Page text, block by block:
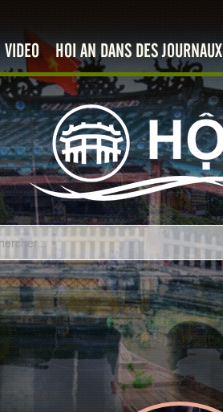
VIDEO HOI AN DANS DES JOURNAUX